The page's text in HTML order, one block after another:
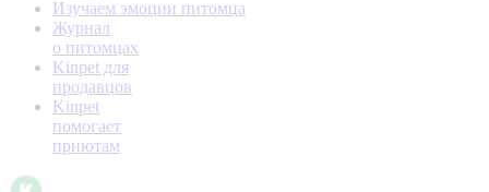
Изучаем эмоции питомца
Журнал
о питомцах
Kinpet для
продавцов
Kinpet
помогает
приютам